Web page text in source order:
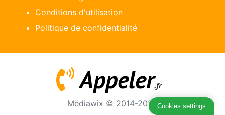
Conditions d'utilisation
Politique de confidentialité
Appeler.fr
Médiawix © 2014-2026Cookies settings